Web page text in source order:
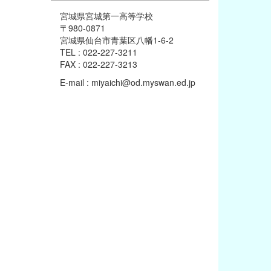
宮城県宮城第一高等学校
〒980-0871
宮城県仙台市青葉区八幡1-6-2
TEL : 022-227-3211
FAX : 022-227-3213
E-mail : miyaichi@od.myswan.ed.jp